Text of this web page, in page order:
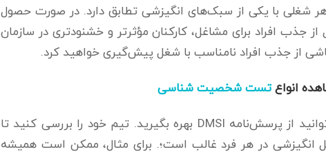
شغلی با یکی از سبک‌های انگیزشی تطابق دارد. در صورت حصول
جذب افراد برای مشاغل، کارکنان مؤثرتر و خشنودتری در سازمان
از جذب افراد نامناسب با شغل پیش‌گیری خواهید کرد.
انواعتست شخصیت شناسی
در فرایند توسعه‌ی سازمانی نیز می‌توانید از پرسش‌نامه‌ DMSI بهره بگیرید. تیم خود را بررسی کنید تا
که کدام‌یک از ۳ عامل انگیزشی در هر فرد غالب است؛. برای مثال، ممکن است همیشه